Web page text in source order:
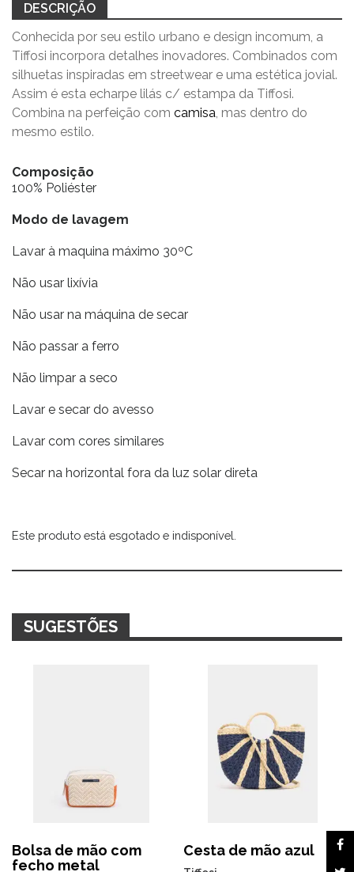
DESCRIÇÃO
Conhecida por seu estilo urbano e design incomum, a
Tiffosi incorpora detalhes inovadores. Combinados com
silhuetas inspiradas em streetwear e uma estética jovial.
Assim é esta echarpe lilás c/ estampa da Tiffosi.
Combina na perfeição com camisa, mas dentro do
mesmo estilo.
Composição
100% Poliéster
Modo de lavagem
Lavar à maquina máximo 30ºC
Não usar lixívia
Não usar na máquina de secar
Não passar a ferro
Não limpar a seco
Lavar e secar do avesso
Lavar com cores similares
Secar na horizontal fora da luz solar direta
Este produto está esgotado e indisponível.
Alternative:
SUGESTÕES
Bolsa de mão com
fecho metal
Cesta de mão azul